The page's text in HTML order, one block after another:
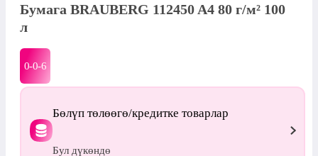
Бумага BRAUBERG 112450 A4 80 г/м² 100
л
0-0-6
Бөлүп төлөөгө/кредитке товарлар
Бул дүкөндө